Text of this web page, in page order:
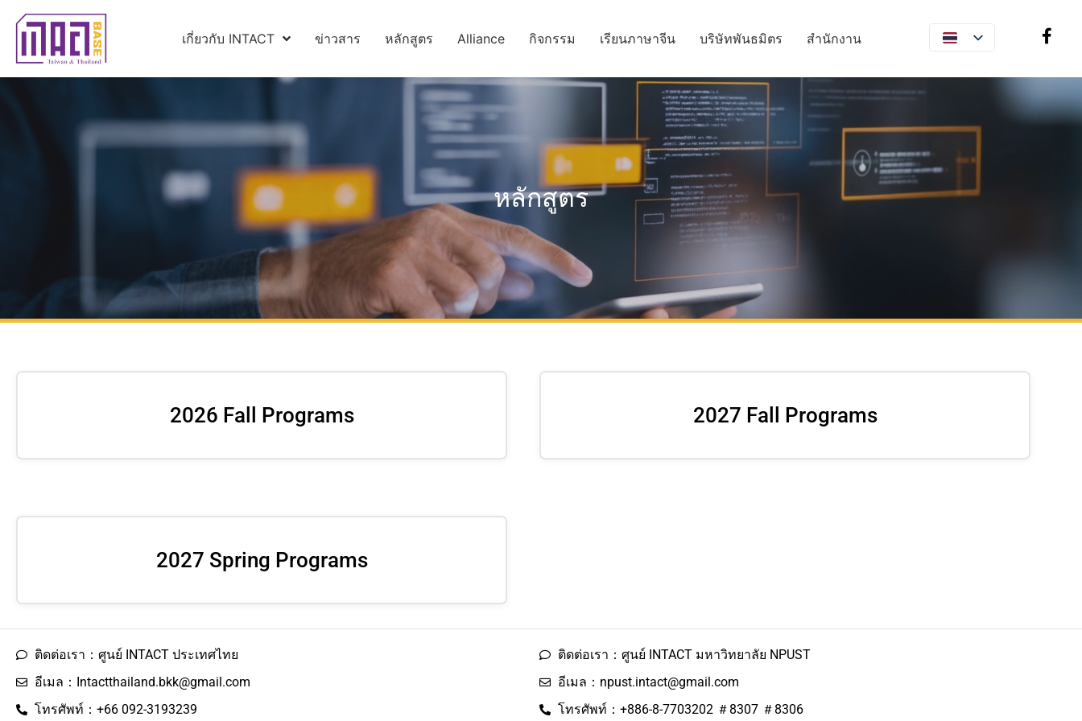
เกี่ยวกับ INTACT ข่าวสาร หลักสูตร Alliance กิจกรรม เรียนภาษาจีน บริษัทพันธมิตร สำนักงาน
หลักสูตร
2026 Fall Programs 2027 Fall Programs
2027 Spring Programs
ติดต่อเรา：ศูนย์ INTACT ประเทศไทย
อีเมล：Intactthailand.bkk@gmail.com
โทรศัพท์：+66 092-3193239
ติดต่อเรา：ศูนย์ INTACT มหาวิทยาลัย NPUST
อีเมล：npust.intact@gmail.com
โทรศัพท์：+886-8-7703202 ＃8307 ＃8306